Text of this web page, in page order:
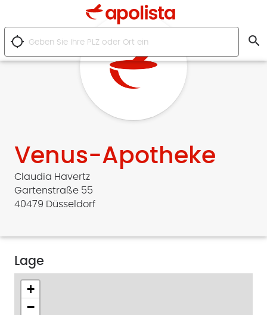
location_searching search
Venus-Apotheke
Claudia Havertz
Gartenstraße 55
40479 Düsseldorf
Lage
+
−